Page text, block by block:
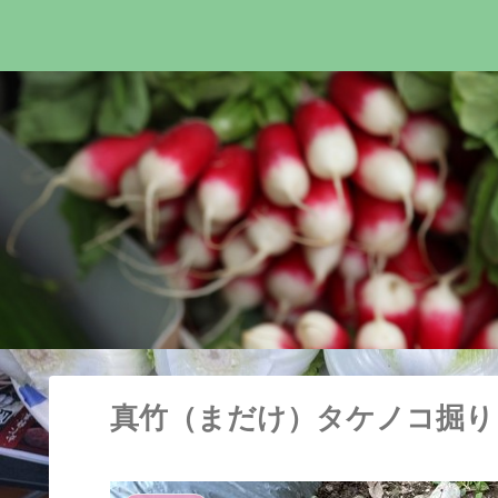
真竹（まだけ）タケノコ掘